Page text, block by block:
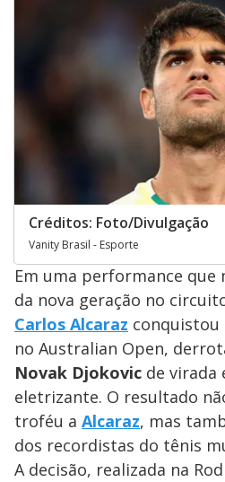
Créditos: Foto/Divulgação
Vanity Brasil - Esporte
Em uma performance que
da nova geração no
Carlos Alcaraz
no Australian Open,
Novak Djokovic de virada
eletrizante. O resultado
troféu a Alcaraz, mas
dos recordistas do tênis
A decisão, realizada na